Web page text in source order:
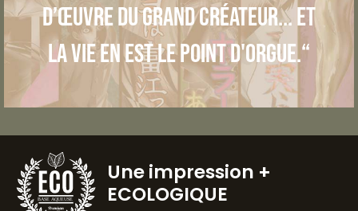
d’œuvre du grand créateur... et
la vie en est le point d'orgue.“
BASE AQUEUSE
Une impression +
ECOLOGIQUE